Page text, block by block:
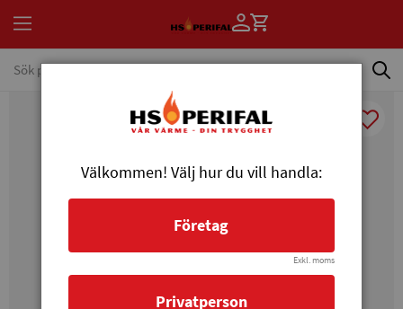
Välkommen! Välj hur du vill handla:
Företag
Exkl. moms
Privatperson